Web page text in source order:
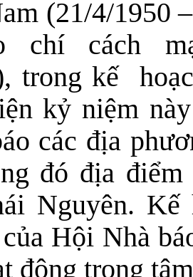
(21/4/1950
chí cách
trong kế
kỷ niệm
các địa
đó địa
Nguyên. Kế
Hội Nhà
động trọng